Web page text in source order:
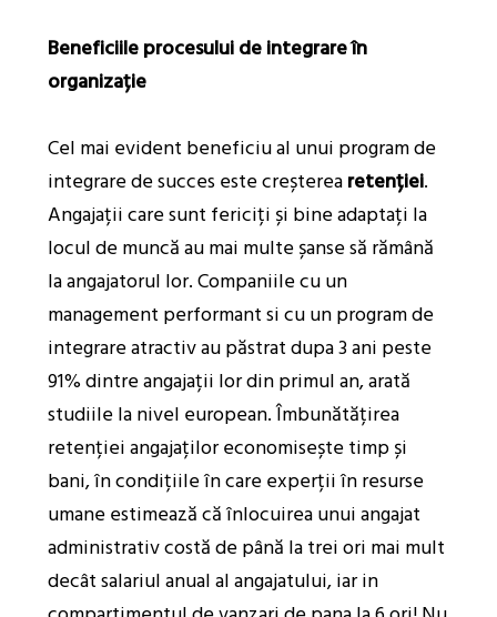
Beneficiile procesului de integrare în
organizație
Cel mai evident beneficiu al unui program de
integrare de succes este creșterearetenției.
Angajații care sunt fericiți și bine adaptați la
locul de muncă au mai multe șanse să rămână
la angajatorul lor. Companiile cu un
management performant si cu un program de
integrare atractiv au păstrat dupa 3 ani peste
91% dintre angajații lor din primul an, arată
studiile la nivel european. Îmbunătățirea
retenției angajaților economisește timp și
bani, în condițiile în care experții în resurse
umane estimează că înlocuirea unui angajat
administrativ costă de până la trei ori mai mult
decât salariul anual al angajatului, iar in